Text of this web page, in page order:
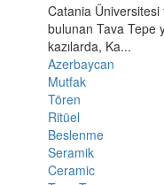
Catania Üniversitesi
bulunan Tava Tepe
kazılarda, Ka...
Azerbaycan
Mutfak
Tören
Ritüel
Beslenme
Seramik
Ceramic